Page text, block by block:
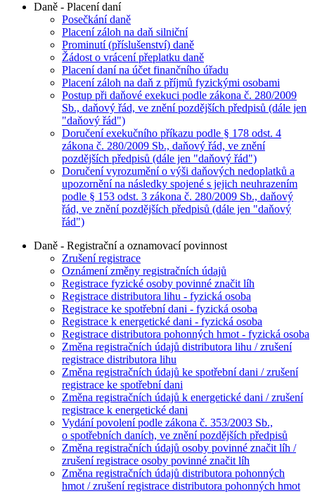
Daně - Placení daní
Posečkání daně
Placení záloh na daň silniční
Prominutí (příslušenství) daně
Žádost o vrácení přeplatku daně
Placení daní na účet finančního úřadu
Placení záloh na daň z příjmů fyzickými osobami
Postup při daňové exekuci podle zákona č. 280/2009
Sb., daňový řád, ve znění pozdějších předpisů (dále jen
"daňový řád")
Doručení exekučního příkazu podle § 178 odst. 4
zákona č. 280/2009 Sb., daňový řád, ve znění
pozdějších předpisů (dále jen "daňový řád")
Doručení vyrozumění o výši daňových nedoplatků a
upozornění na následky spojené s jejich neuhrazením
podle § 153 odst. 3 zákona č. 280/2009 Sb., daňový
řád, ve znění pozdějších předpisů (dále jen "daňový
řád")
Daně - Registrační a oznamovací povinnost
Zrušení registrace
Oznámení změny registračních údajů
Registrace fyzické osoby povinné značit líh
Registrace distributora lihu - fyzická osoba
Registrace ke spotřební dani - fyzická osoba
Registrace k energetické dani - fyzická osoba
Registrace distributora pohonných hmot - fyzická osoba
Změna registračních údajů distributora lihu / zrušení
registrace distributora lihu
Změna registračních údajů ke spotřební dani / zrušení
registrace ke spotřební dani
Změna registračních údajů k energetické dani / zrušení
registrace k energetické dani
Vydání povolení podle zákona č. 353/2003 Sb.,
o spotřebních daních, ve znění pozdějších předpisů
Změna registračních údajů osoby povinné značit líh /
zrušení registrace osoby povinné značit líh
Změna registračních údajů distributora pohonných
hmot / zrušení registrace distributora pohonných hmot